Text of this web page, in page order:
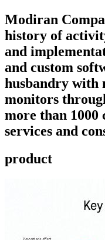
Modiran
history of
and
and custom
husbandry with
monitors
more than 1000
services and
product ​